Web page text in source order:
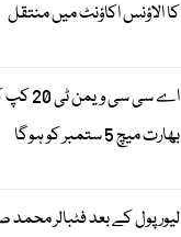
کا الاؤنس اکاؤنٹ میں منتقل
اے سی
بھارت میچ 5 ستمبر کو ہوگا
لیور پول کے بعد فٹبالر